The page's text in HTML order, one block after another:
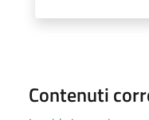
Contenuti